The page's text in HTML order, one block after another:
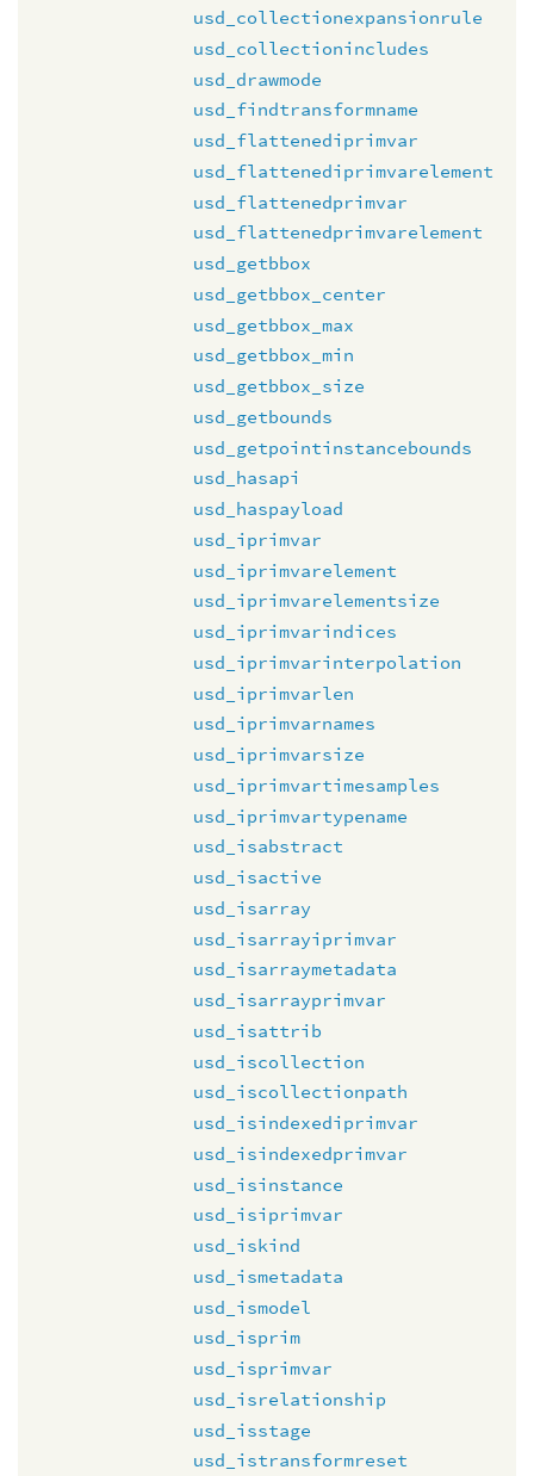
usd_collectionexpansionrule
usd_collectionincludes
usd_drawmode
usd_findtransformname
usd_flattenediprimvar
usd_flattenediprimvarelement
usd_flattenedprimvar
usd_flattenedprimvarelement
usd_getbbox
usd_getbbox_center
usd_getbbox_max
usd_getbbox_min
usd_getbbox_size
usd_getbounds
usd_getpointinstancebounds
usd_hasapi
usd_haspayload
usd_iprimvar
usd_iprimvarelement
usd_iprimvarelementsize
usd_iprimvarindices
usd_iprimvarinterpolation
usd_iprimvarlen
usd_iprimvarnames
usd_iprimvarsize
usd_iprimvartimesamples
usd_iprimvartypename
usd_isabstract
usd_isactive
usd_isarray
usd_isarrayiprimvar
usd_isarraymetadata
usd_isarrayprimvar
usd_isattrib
usd_iscollection
usd_iscollectionpath
usd_isindexediprimvar
usd_isindexedprimvar
usd_isinstance
usd_isiprimvar
usd_iskind
usd_ismetadata
usd_ismodel
usd_isprim
usd_isprimvar
usd_isrelationship
usd_isstage
usd_istransformreset